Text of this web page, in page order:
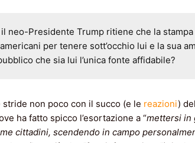
il neo-Presidente Trump ritiene che la
per tenere sott’occhio lui e la sua
che sia lui l’unica fonte affidabile?
stride non poco con il succo (e le reazioni) del
ha fatto spicco l’esortazione a “mettersi in
cittadini, scendendo in campo